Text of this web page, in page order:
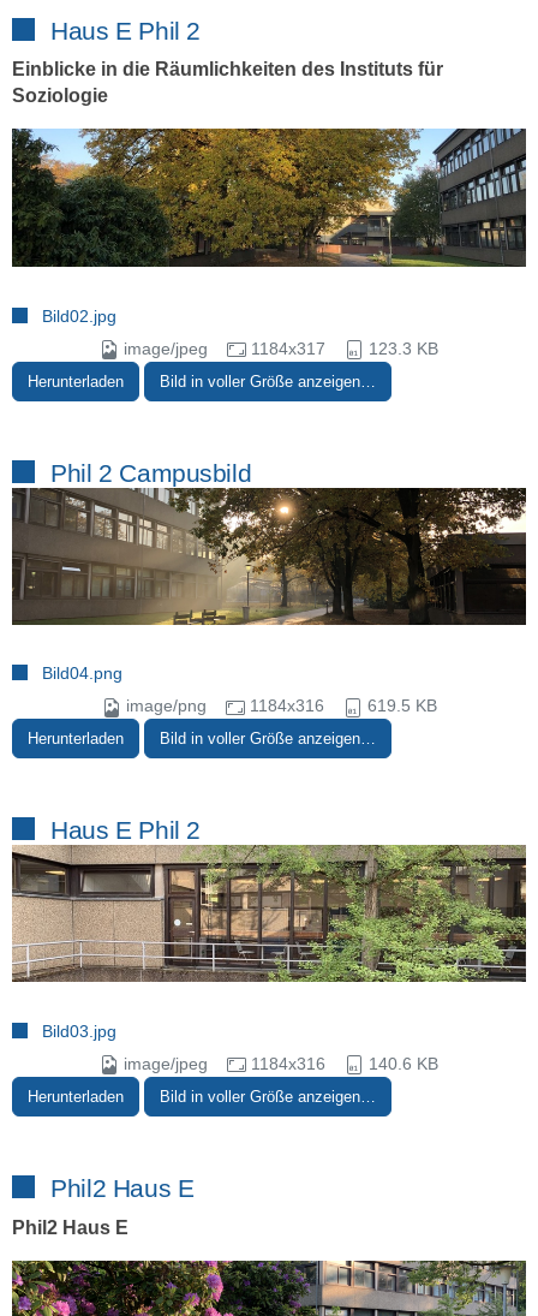
Haus E Phil 2
Einblicke in die Räumlichkeiten des Instituts für
Soziologie
Bild02.jpg
image/jpeg
1184x317 123.3 KB
Herunterladen Bild in voller Größe anzeigen…
Phil 2 Campusbild
Bild04.png
image/png
1184x316 619.5 KB
Herunterladen Bild in voller Größe anzeigen…
Haus E Phil 2
Bild03.jpg
image/jpeg
1184x316 140.6 KB
Herunterladen Bild in voller Größe anzeigen…
Phil2 Haus E
Phil2 Haus E